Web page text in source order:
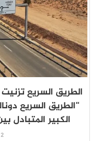
الطريق السريع
“الطريق السريع
الكبير المتبادل
2 أغسطس 2026